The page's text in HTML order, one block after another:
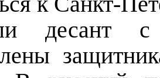
десант